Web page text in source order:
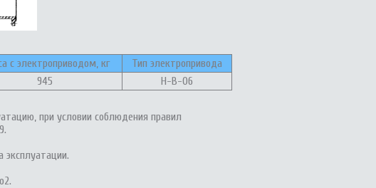
с электроприводом, кг
Тип электропривода
945
Н-В-06
при условии соблюдения правил
эксплуатации.